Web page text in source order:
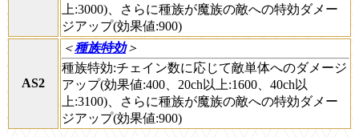
上:3000)、さらに種族が魔族の敵への特効ダメー
ジアップ(効果値:900)
AS2
＜種族特効＞
種族特効:チェイン数に応じて敵単体へのダメージ
アップ(効果値:400、20ch以上:1600、40ch以
上:3100)、さらに種族が魔族の敵への特効ダメー
ジアップ(効果値:900)